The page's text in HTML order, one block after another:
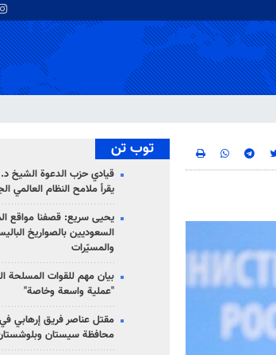
توب تن
قيادي حزب الدعوة الشيخ
يقرأ ملامح النظام العالمي
يحيى سريع: قصفنا مواقع
السعوديين بالصواريخ
والمسيّرات
بيان مهم للقوات المسلحة
"عملية واسعة وخاصة"
مقتل عناصر فريق إرهابي
محافظة سيستان